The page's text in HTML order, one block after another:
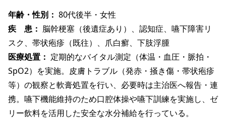
年齢・性別： 80代後半・女性
疾　患： 脳幹梗塞（後遺症あり）、認知症、嚥下障害リ
スク、帯状疱疹（既往）、爪白癬、下肢浮腫
医療処置： 定期的なバイタル測定（体温・血圧・脈拍・
SpO2）を実施。皮膚トラブル（発赤・掻き傷・帯状疱疹
等）の観察と軟膏処置を行い、必要時は主治医へ報告・連
携。嚥下機能維持のため口腔体操や嚥下訓練を実施し、ゼ
リー飲料を活用した安全な水分補給を行っている。